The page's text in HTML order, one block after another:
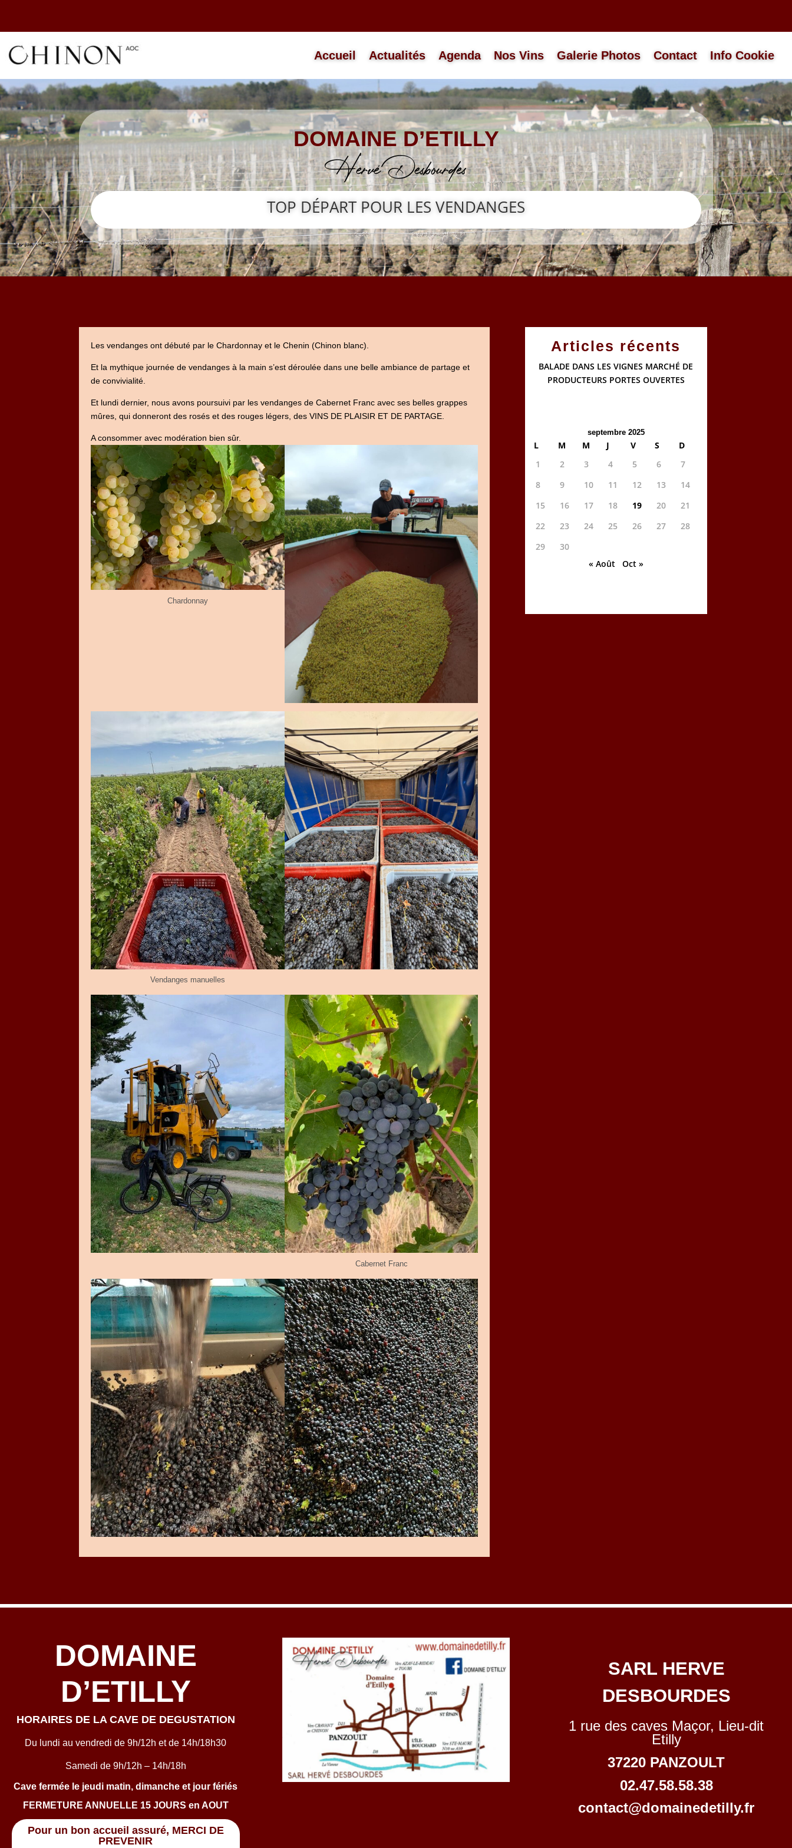
Accueil Actualités Agenda Nos Vins Galerie Photos Contact Info Cookie
DOMAINE D’ETILLY
Hervé Desbourdes
TOP DÉPART POUR LES VENDANGES
Les vendanges ont débuté par le Chardonnay et le Chenin (Chinon blanc).
Et la mythique journée de vendanges à la main s’est déroulée dans une belle ambiance de partage et
de convivialité.
Et lundi dernier, nous avons poursuivi par les vendanges de Cabernet Franc avec ses belles grappes
mûres, qui donneront des rosés et des rouges légers, des VINS DE PLAISIR ET DE PARTAGE.
A consommer avec modération bien sûr.
Chardonnay
Vendanges manuelles
Cabernet Franc
Articles récents
BALADE DANS LES VIGNES MARCHÉ DE
PRODUCTEURS PORTES OUVERTES
septembre 2025
L M M J V S
D
1
2 3 4 5 6
7
8
9 10 11 12 13
14
15
16 17 18 19 20
21
22
23 24 25 26 27
28
29
30
« Août
Oct »
DOMAINE
D’ETILLY
HORAIRES DE LA CAVE DE DEGUSTATION
Du lundi au vendredi de 9h/12h et de 14h/18h30
Samedi de 9h/12h – 14h/18h
Cave fermée le jeudi matin, dimanche et jour fériés
FERMETURE ANNUELLE 15 JOURS en AOUT
Pour un bon accueil assuré, MERCI DE
PREVENIR
SARL HERVE
DESBOURDES
1 rue des caves Maçor, Lieu-dit
Etilly
37220 PANZOULT
02.47.58.58.38
contact@domainedetilly.fr